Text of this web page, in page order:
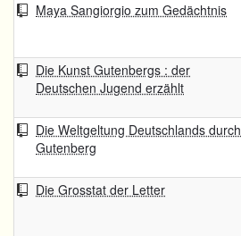
Maya Sangiorgio zum Gedächtnis
Die Kunst Gutenbergs : der
Deutschen Jugend erzählt
Die Weltgeltung Deutschlands durch
Gutenberg
Die Grosstat der Letter